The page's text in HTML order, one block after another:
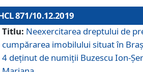
871/10.12.2019
Titlu: Neexercitarea dreptului de
cumpărarea imobilului situat în
4 deţinut de numiţii Buzescu Ion-